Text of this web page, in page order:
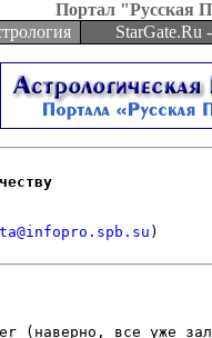
Портал "Русская
StarGate.Ru
(наверно, все уже